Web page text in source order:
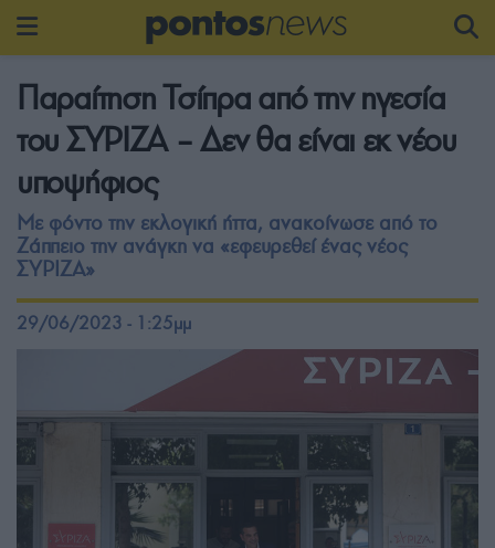
Παραίτηση Τσίπρα από την ηγεσία
του ΣΥΡΙΖΑ – Δεν θα είναι εκ νέου
υποψήφιος
Με φόντο την εκλογική ήττα, ανακοίνωσε από το
Ζάππειο την ανάγκη να «εφευρεθεί ένας νέος
ΣΥΡΙΖΑ»
29/06/2023 - 1:25μμ